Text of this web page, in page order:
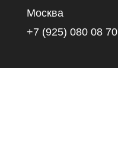
Москва
+7 (925) 080 08 70